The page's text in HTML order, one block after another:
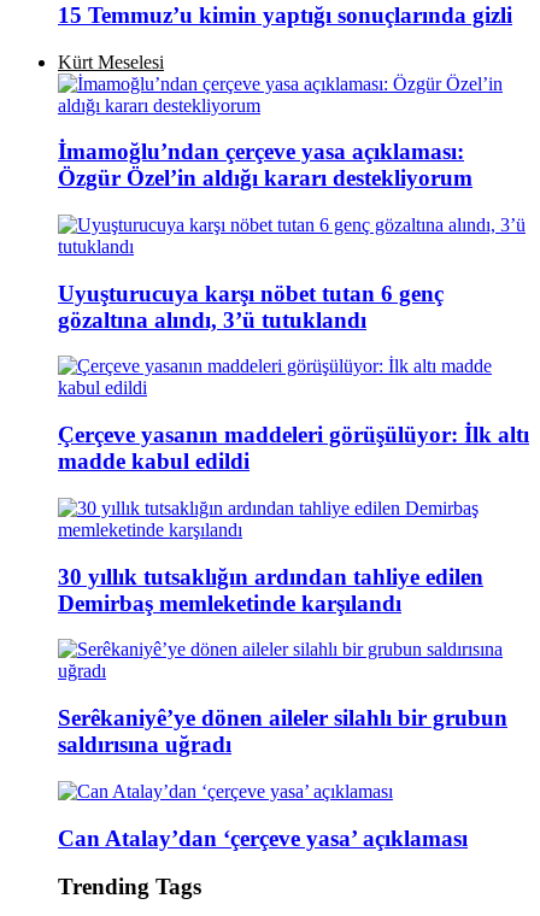
15 Temmuz’u kimin yaptığı sonuçlarında gizli
Kürt Meselesi
İmamoğlu’ndan çerçeve yasa açıklaması:
Özgür Özel’in aldığı kararı destekliyorum
Uyuşturucuya karşı nöbet tutan 6 genç
gözaltına alındı, 3’ü tutuklandı
Çerçeve yasanın maddeleri görüşülüyor: İlk altı
madde kabul edildi
30 yıllık tutsaklığın ardından tahliye edilen
Demirbaş memleketinde karşılandı
Serêkaniyê’ye dönen aileler silahlı bir grubun
saldırısına uğradı
Can Atalay’dan ‘çerçeve yasa’ açıklaması
Trending Tags